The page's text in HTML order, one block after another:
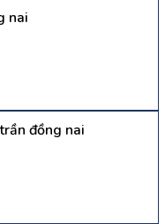
nai
đồng nai